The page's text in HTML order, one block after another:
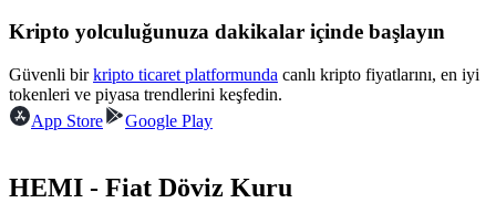
Ticaret stratejileri
Kripto yolculuğunuza dakikalar içinde başlayın
Güvenli birkripto ticaret platformunda canlı kripto fiyatlarını, en iyi
tokenleri ve piyasa trendlerini keşfedin.
App Store
Google Play
HEMI - Fiat Döviz Kuru